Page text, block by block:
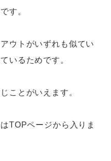
す。
ウトがいずれも似てい
いるためです。
ことがいえます。
TOPページから入りま